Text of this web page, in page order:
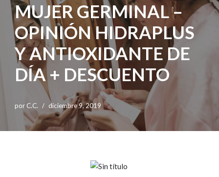
MUJER GERMINAL –
OPINIÓN HIDRAPLUS
Y ANTIOXIDANTE DE
DÍA + DESCUENTO
por C.C. diciembre 9, 2019